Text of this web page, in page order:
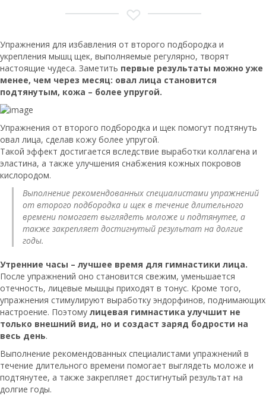
Упражнения для избавления от второго подбородка и
укрепления мышц щек, выполняемые регулярно, творят
настоящие чудеса. Заметить первые результаты можно уже
менее, чем через месяц: овал лица становится
подтянутым, кожа – более упругой.
Упражнения от второго подбородка и щек помогут подтянуть
овал лица, сделав кожу более упругой.
Такой эффект достигается вследствие выработки коллагена и
эластина, а также улучшения снабжения кожных покровов
кислородом.
Выполнение рекомендованных специалистами упражнений
от второго подбородка и щек в течение длительного
времени помогает выглядеть моложе и подтянутее, а
также закрепляет достигнутый результат на долгие
годы.
Утренние часы – лучшее время для гимнастики лица.
После упражнений оно становится свежим, уменьшается
отечность, лицевые мышцы приходят в тонус. Кроме того,
упражнения стимулируют выработку эндорфинов, поднимающих
настроение. Поэтому лицевая гимнастика улучшит не
только внешний вид, но и создаст заряд бодрости на
весь день.
Выполнение рекомендованных специалистами упражнений в
течение длительного времени помогает выглядеть моложе и
подтянутее, а также закрепляет достигнутый результат на
долгие годы.